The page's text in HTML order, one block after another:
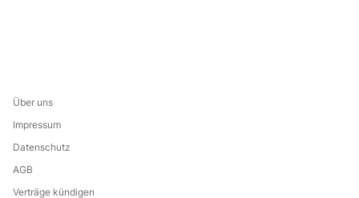
Über uns
Impressum
Datenschutz
AGB
Verträge kündigen